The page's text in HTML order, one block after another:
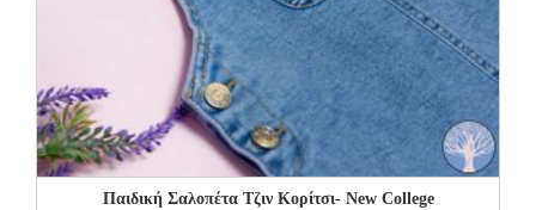
Παιδική Σαλοπέτα Τζιν Κορίτσι- New College